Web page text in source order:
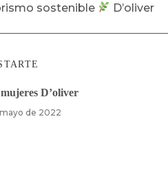
sostenible
⁣ D’oliver
D’oliver
de 2022